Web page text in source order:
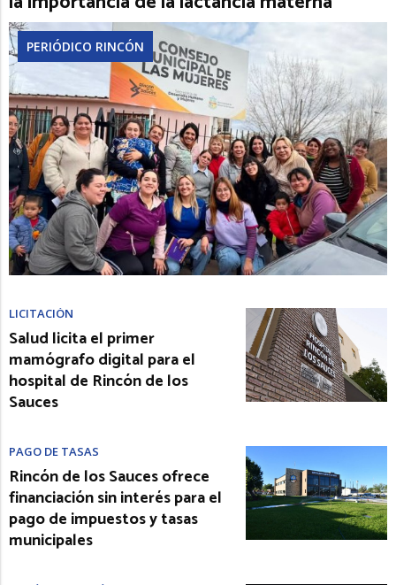
PERIÓDICO RINCÓN
LICITACIÓN
Salud licita el primer
mamógrafo digital para el
hospital de Rincón de los
Sauces
PAGO DE TASAS
Rincón de los Sauces ofrece
financiación sin interés para el
pago de impuestos y tasas
municipales